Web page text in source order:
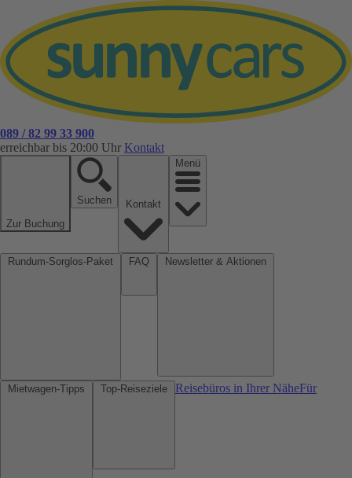
089 / 82 99 33 900
erreichbar bis 20:00 Uhr Kontakt
Zur Buchung
Suchen
Menü
Reisebüros in Ihrer NäheFür